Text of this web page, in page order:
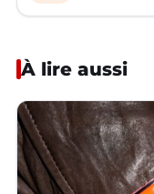
À lire aussi